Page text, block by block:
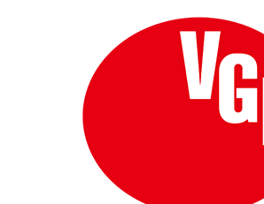
お問い合わせ
メーカー向けよくある質問